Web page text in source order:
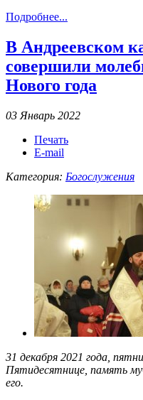
Подробнее...
В Андреевском
совершили
Нового года
03 Январь 2022
Печать
E-mail
Категория: Богослужения
31 декабря 2021 года,
Пятидесятнице, память
его.